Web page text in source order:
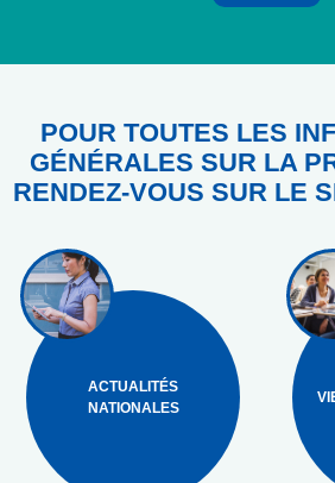
POUR TOUTES LES
GÉNÉRALES SUR LA
RENDEZ-VOUS SUR LE
ACTUALITÉS
NATIONALES